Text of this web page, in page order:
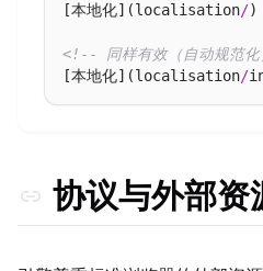
[本地化](localisation/)
<!-- 同样有效（自动规范
[本地化](localisation/
协议与外部资